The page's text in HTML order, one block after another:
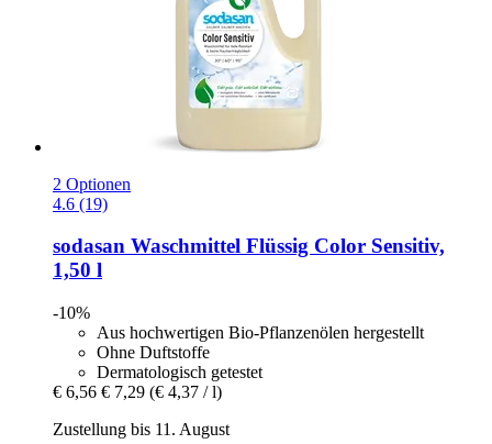
2 Optionen
4.6 (19)
sodasan Waschmittel Flüssig Color Sensitiv,
1,50 l
-10%
Aus hochwertigen Bio-Pflanzenölen hergestellt
Ohne Duftstoffe
Dermatologisch getestet
€ 6,56 € 7,29 (€ 4,37 / l)
Zustellung bis 11. August